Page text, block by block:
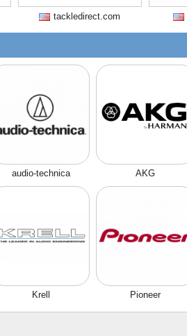
tackledirect.com
audio-technica AKG
Krell Pioneer